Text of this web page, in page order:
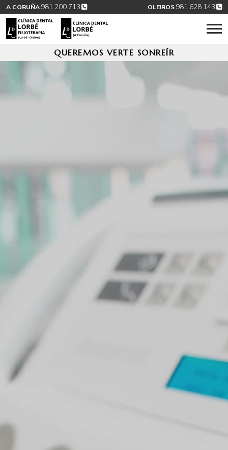
A CORUÑA 981 200 713 OLEIROS 981 628 143